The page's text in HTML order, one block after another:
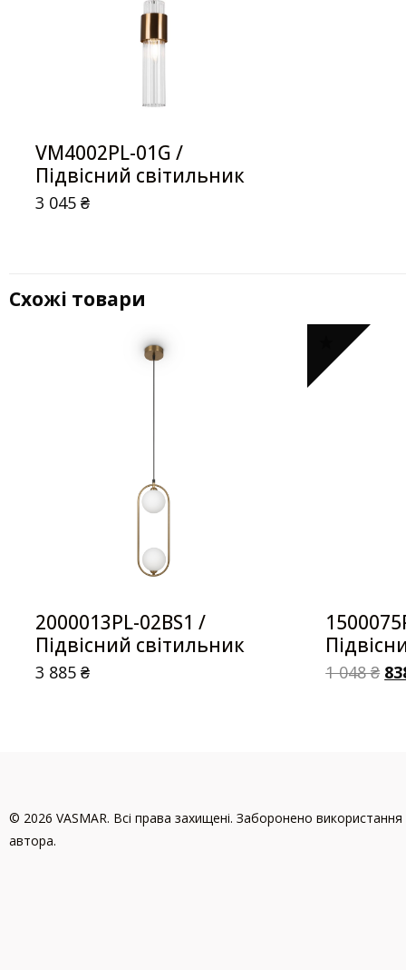
VM4002PL-01G /
Підвісний світильник
3 045₴
Схожі товари
2000013PL-02BS1 /
Підвісний світильник
3 885₴ 1 048₴
© 2026 VASMAR. Всі права захищені. Заборонено використання
автора.